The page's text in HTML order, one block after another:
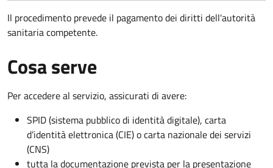
Il procedimento prevede il pagamento dei diritti dell'autorità
sanitaria competente.
Cosa serve
Per accedere al servizio, assicurati di avere:
SPID (sistema pubblico di identità digitale), carta
d’identità elettronica (CIE) o carta nazionale dei servizi
(CNS)
tutta la documentazione prevista per la presentazione